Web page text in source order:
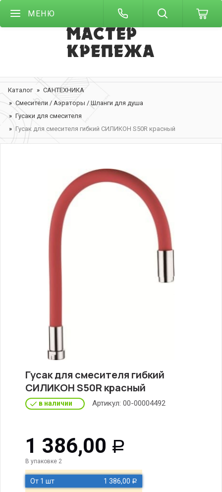
МЕНЮ
Каталог
САНТЕХНИКА
Смесители / Аэраторы / Шланги для душа
Гусаки для смесителя
Гусак для смесителя гибкий СИЛИКОН S50R красный
Гусак для смесителя гибкий
СИЛИКОН S50R красный
в наличии Артикул: 00-00004492
1 386,00 Р
В упаковке 2
От 1 шт 1 386,00 Р